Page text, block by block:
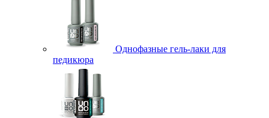
Однофазные гель-лаки для
педикюра